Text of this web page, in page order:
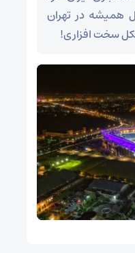
همیشه در تهران
سخت افزاری!